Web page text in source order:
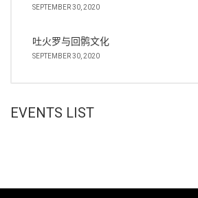
SEPTEMBER 30, 2020
吐火罗与回鹘文化
SEPTEMBER 30, 2020
EVENTS LIST